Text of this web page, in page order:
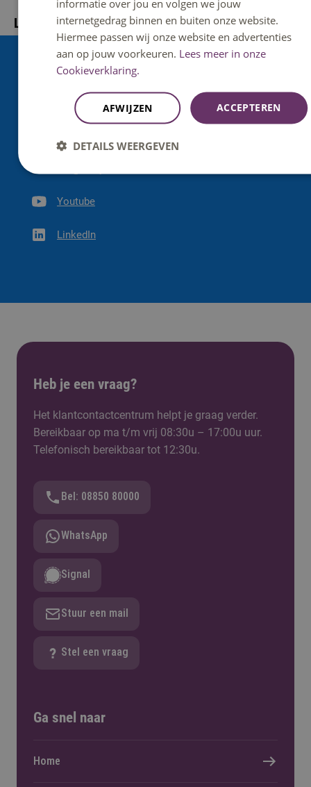
Locatie en contact
Campus Rachelsmolen, gebouw R3/R4
Youtube
LinkedIn
Heb je een vraag?
Het klantcontactcentrum helpt je graag verder.
Bereikbaar op ma t/m vrij 08:30u – 17:00u uur.
Telefonisch bereikbaar tot 12:30u.
Bel: 08850 80000
WhatsApp
Signal
Stuur een mail
Stel een vraag
Ga snel naar
Home
informatie over jou en volgen we jouw
internetgedrag binnen en buiten onze website.
Hiermee passen wij onze website en advertenties
aan op jouw voorkeuren. Lees meer in onze
Cookieverklaring.
ACCEPTEREN
AFWIJZEN
DETAILS WEERGEVEN